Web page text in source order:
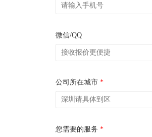
微信/QQ
公司所在城市 *
您需要的服务 *